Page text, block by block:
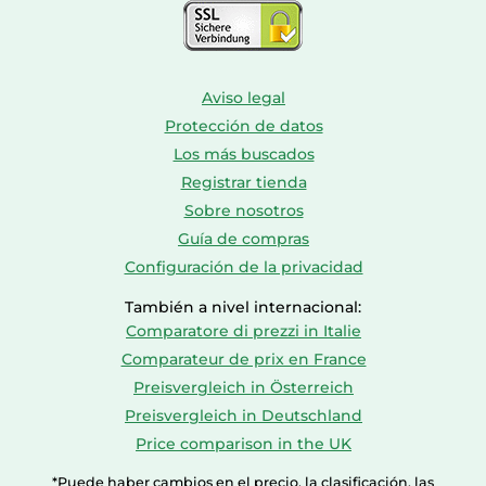
Aviso legal
Protección de datos
Los más buscados
Registrar tienda
Sobre nosotros
Guía de compras
Configuración de la privacidad
También a nivel internacional:
Comparatore di prezzi in Italie
Comparateur de prix en France
Preisvergleich in Österreich
Preisvergleich in Deutschland
Price comparison in the UK
*Puede haber cambios en el precio, la clasificación, las